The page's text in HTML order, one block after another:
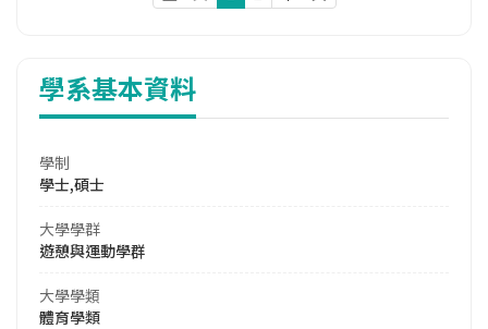
學系基本資料
學制
學士,碩士
大學學群
遊憩與運動學群
大學學類
體育學類